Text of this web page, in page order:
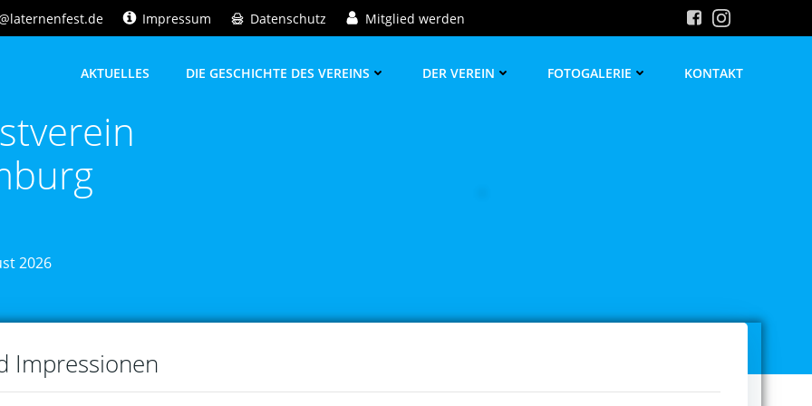
Impressum Datenschutz Mitglied werden
AKTUELLES DIE GESCHICHTE DES VEREINS DER VEREIN FOTOGALERIE KONTAKT
2026
Impressionen